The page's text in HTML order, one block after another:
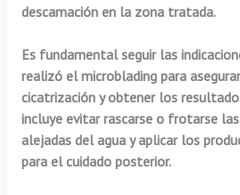
descamación en la zona tratada.
Es fundamental seguir las
realizó el microblading para
cicatrización y obtener los
incluye evitar rascarse o frotarse
alejadas del agua y aplicar los
para el cuidado posterior.